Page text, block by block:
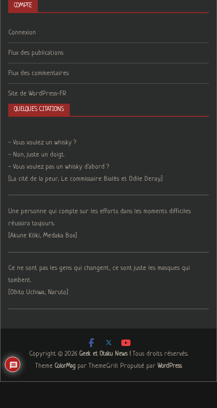
COMPTE
Connexion
Flux des publications
Flux des commentaires
Site de WordPress-FR
QUELQUES CITATIONS
- Vous voulez un whisky ?
- Non, juste un doigt.
- Vous voulez pas un whisky d'abord ?
[La cité de la peur, Le commissaire Bialès et Odile Deray.]
Une personne qui compte sur les efforts dans les moments difficiles
réussira toujours.
[Akune Kōki, Medaka Box]
Ce ne sont pas les gens qui changent, ce sont juste les masques qui
tombent.
[Obito Uchiwa, Naruto]
Copyright © 2026 Geek et Otaku News !. Tous droits réservés.
Theme ColorMagpar ThemeGrill. Propulsé par WordPress.